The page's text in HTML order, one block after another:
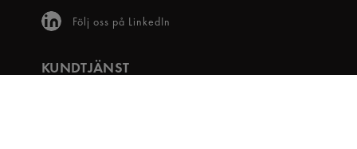
Följ oss på LinkedIn
KUNDTJÄNST